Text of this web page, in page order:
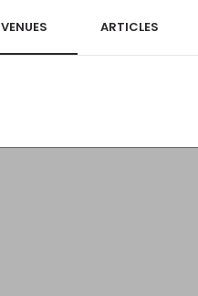
VENUES ARTICLES